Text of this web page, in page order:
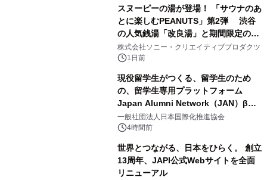
スヌーピーの湯が登場！ 「サウナのあ
とに楽しむPEANUTS」第2弾 渋谷
の人気銭湯「改良湯」と期間限定のコ
ラボレーション サウナイキタイコラ
ボグッズも発売決定！
株式会社ソニー・クリエイティブプロダクツ
1日前
現役留学生がつくる、留学生のため
の、留学生専用プラットフォーム
Japan Alumni Network（JAN）β版
をリリース
一般社団法人日本国際化推進協会
4時間前
世界とつながる、日本をひらく。 創立
13周年、JAPI公式Webサイトを全面
リニューアル